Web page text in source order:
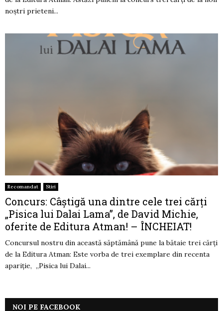
noștri prieteni...
Recomandat Stiri
Concurs: Câștigă una dintre cele trei cărți
„Pisica lui Dalai Lama”, de David Michie,
oferite de Editura Atman! – ÎNCHEIAT!
Concursul nostru din această săptămână pune la bătaie trei cărți
de la Editura Atman: Este vorba de trei exemplare din recenta
apariție, „Pisica lui Dalai...
NOI PE FACEBOOK